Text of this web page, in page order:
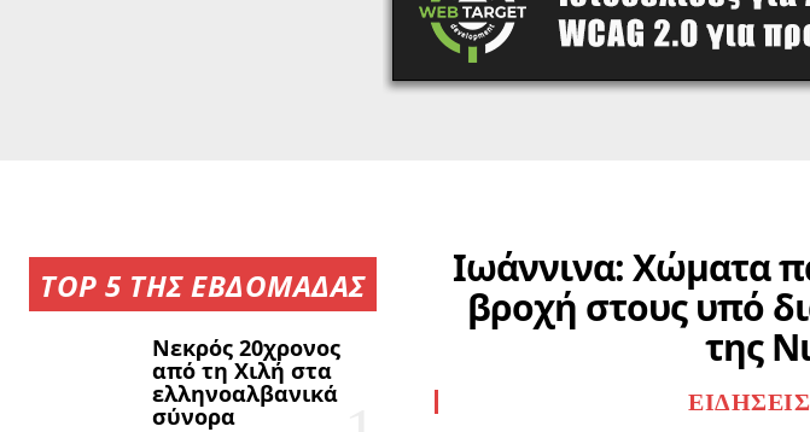
TOP 5 ΤΗΣ ΕΒΔΟΜΑΔΑΣ
Νεκρός 20χρονος
από τη Χιλή στα
ελληνοαλβανικά
σύνορα
Ιωάννινα: Χώματα
βροχή στους υπό
της